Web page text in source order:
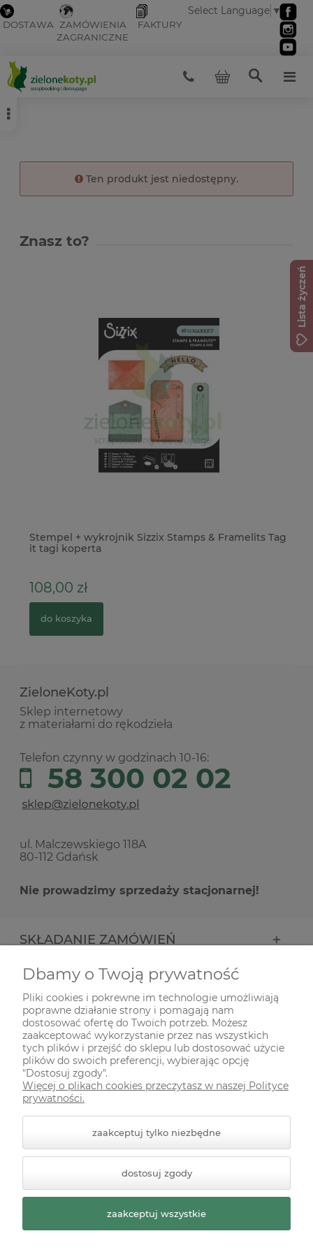
DOSTAWA ZAMÓWIENIA
ZAGRANICZNE
FAKTURY
Select Language ▼
Ten produkt jest niedostępny.
Znasz to?
Stempel + wykrojnik Sizzix Stamps & Framelits Tag
it tagi koperta
108,00 zł
do koszyka
ZieloneKoty.pl
Sklep internetowy
z materiałami do rękodzieła
Telefon czynny w godzinach 10-16:
58 300 02 02
ul. Malczewskiego 118A
80-112 Gdańsk
Nie prowadzimy sprzedaży stacjonarnej!
SKŁADANIE ZAMÓWIEŃ
INFORMACJE
ODWIEDŹ NAS NA
Styl graficzny ShopGadget.pl
Sklep internetowy Shoper
Premium
Dbamy o Twoją prywatność
Pliki cookies i pokrewne im technologie umożliwiają
poprawne działanie strony i pomagają nam
dostosować ofertę do Twoich potrzeb. Możesz
zaakceptować wykorzystanie przez nas wszystkich
tych plików i przejść do sklepu lub dostosować użycie
plików do swoich preferencji, wybierając opcję
"Dostosuj zgody".
Więcej o plikach cookies przeczytasz w naszej Polityce
prywatności.
zaakceptuj tylko niezbędne
dostosuj zgody
zaakceptuj wszystkie
Lista życzeń